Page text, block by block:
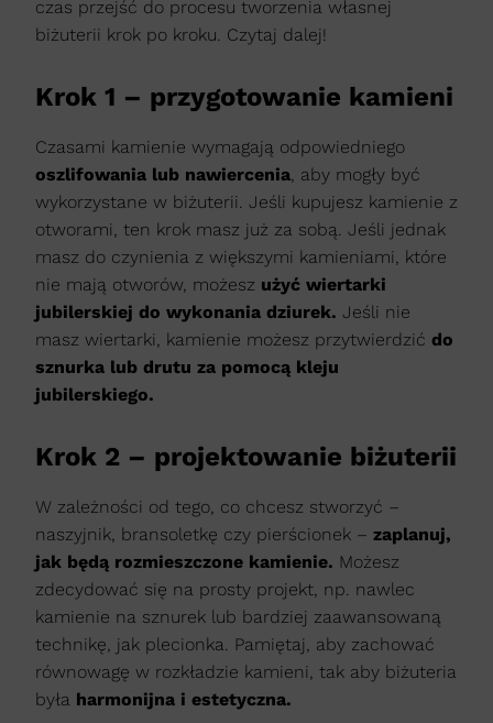
czas przejść do procesu tworzenia własnej
biżuterii krok po kroku. Czytaj dalej!
Krok 1 – przygotowanie kamieni
Czasami kamienie wymagają odpowiedniego
oszlifowania lub nawiercenia, aby mogły być
wykorzystane w biżuterii. Jeśli kupujesz kamienie z
otworami, ten krok masz już za sobą. Jeśli jednak
masz do czynienia z większymi kamieniami, które
nie mają otworów, możesz użyć wiertarki
jubilerskiej do wykonania dziurek. Jeśli nie
masz wiertarki, kamienie możesz przytwierdzić do
sznurka lub drutu za pomocą kleju
jubilerskiego.
Krok 2 – projektowanie biżuterii
W zależności od tego, co chcesz stworzyć –
naszyjnik, bransoletkę czy pierścionek – zaplanuj,
jak będą rozmieszczone kamienie. Możesz
zdecydować się na prosty projekt, np. nawlec
kamienie na sznurek lub bardziej zaawansowaną
technikę, jak plecionka. Pamiętaj, aby zachować
równowagę w rozkładzie kamieni, tak aby biżuteria
była harmonijna i estetyczna.